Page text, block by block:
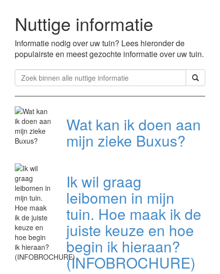
Nuttige informatie
Informatie nodig over uw tuin? Lees hieronder de
populairste en meest gezochte informatie over uw tuin.
Wat kan ik doen aan
mijn zieke Buxus?
Ik wil graag
leibomen in mijn
tuin. Hoe maak ik de
juiste keuze en hoe
begin ik hieraan?
(INFOBROCHURE)